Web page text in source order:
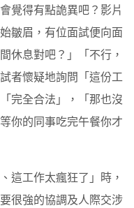
覺得有點詭異吧？影片
皺眉，有位面試便向面
休息對吧？」「不行，
者懷疑地詢問「這份工
完全合法」，「那也沒
你的同事吃完午餐你才
這工作太瘋狂了」時，
很強的協調及人際交涉